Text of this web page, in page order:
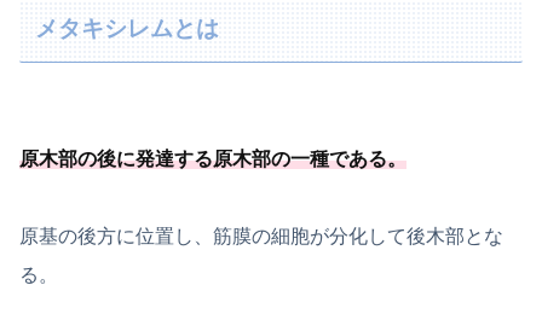
メタキシレムとは
原木部の後に発達する原木部の一種である。
原基の後方に位置し、筋膜の細胞が分化して後木部とな
る。